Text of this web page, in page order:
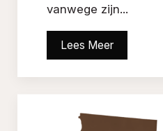
vanwege zijn...
Lees Meer